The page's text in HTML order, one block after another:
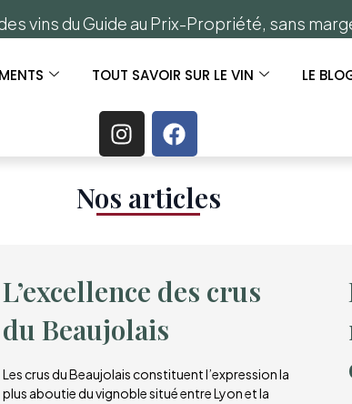
vins du Guide au Prix-Propriété, sans
TOUT SAVOIR SUR LE VIN LE
Nos articles​
L’excellence des crus
du Beaujolais
Les crus du Beaujolais constituent l’expression la
plus aboutie du vignoble situé entre Lyon et la